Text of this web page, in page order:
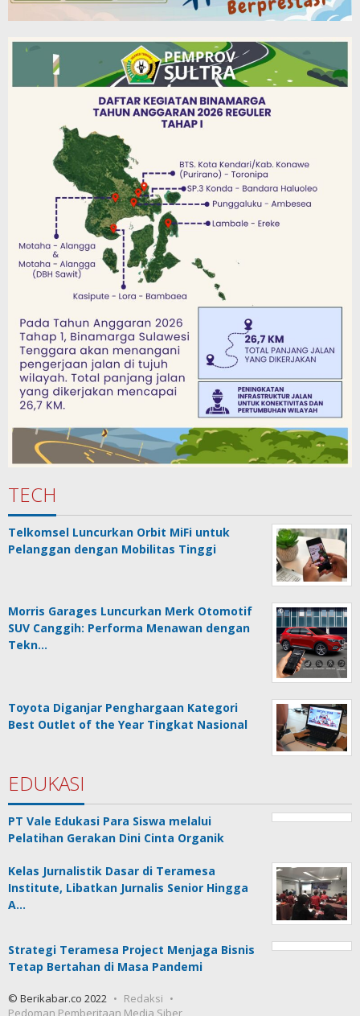
TECH
Telkomsel Luncurkan Orbit MiFi untuk
Pelanggan dengan Mobilitas Tinggi
Morris Garages Luncurkan Merk Otomotif
SUV Canggih: Performa Menawan dengan
Tekn…
Toyota Diganjar Penghargaan Kategori
Best Outlet of the Year Tingkat Nasional
EDUKASI
PT Vale Edukasi Para Siswa melalui
Pelatihan Gerakan Dini Cinta Organik
Kelas Jurnalistik Dasar di Teramesa
Institute, Libatkan Jurnalis Senior Hingga
A…
Strategi Teramesa Project Menjaga Bisnis
Tetap Bertahan di Masa Pandemi
© Berikabar.co 2022
Redaksi
Pedoman Pemberitaan Media Siber